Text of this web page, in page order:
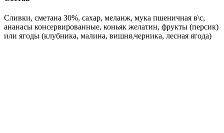
Сливки, сметана 30%, сахар, меланж, мука пшеничная в\с,
ананасы консервированные, коньяк желатин, фрукты (персик)
или ягоды (клубника, малина, вишня,черника, лесная ягода)